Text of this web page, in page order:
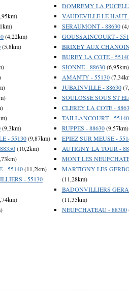
(4,22km)
(5,8km)
(9,3km)
- 55130(9,87km)
(10,2km)
- 55140(11,2km)
- 55130
DOMREMY LA
VAUDEVILLE LE HAUT
SERAUMONT - 88630
GOUSSAINCOURT -
BRIXEY AUX
BUREY LA COTE -
SIONNE - 88630(6,95km)
AMANTY - 55130
JUBAINVILLE - 88630
SOULOSSE SOUS ST
CLEREY LA COTE -
TAILLANCOURT - 55140
RUPPES - 88630(9,57km)
EPIEZ SUR MEUSE -
AUTIGNY LA TOUR -
MONT LES
MARTIGNY LES
(11,28km)
BADONVILLIERS
(11,35km)
NEUFCHATEAU - 88300